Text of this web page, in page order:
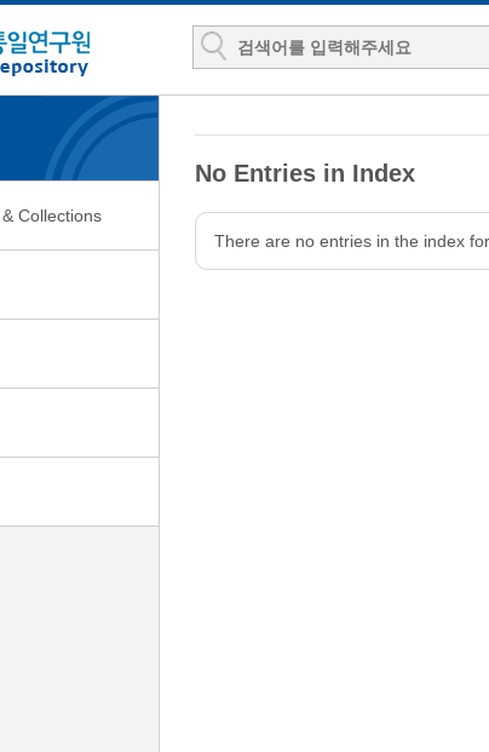
Collections
No Entries in Index
There are no entries in the index